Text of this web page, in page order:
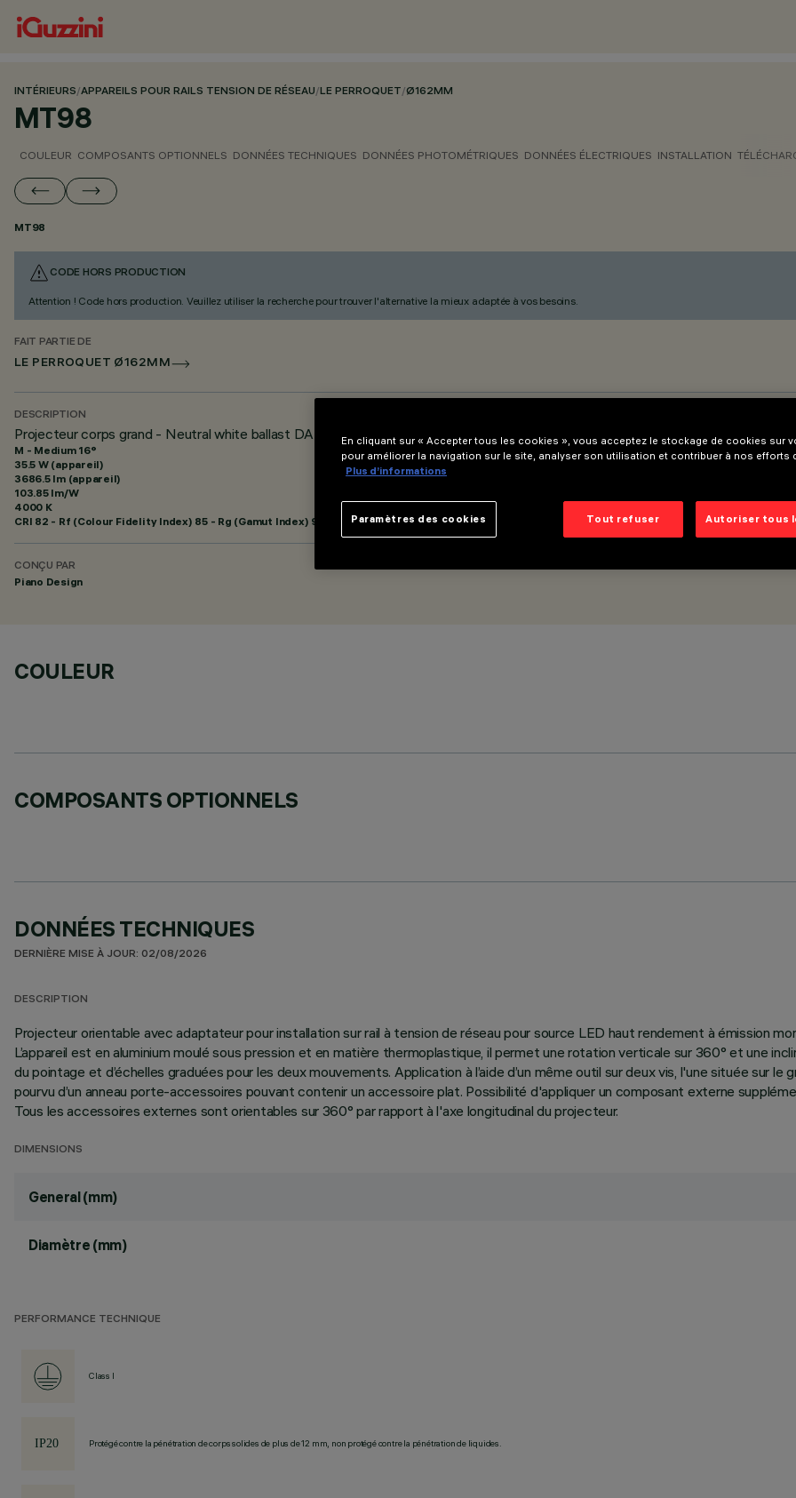
INTÉRIEURS/APPAREILS POUR RAILS TENSION DE RÉSEAU/LE PERROQUET/Ø162MM
MT98
COULEUR COMPOSANTS OPTIONNELS DONNÉES TECHNIQUES DONNÉES PHOTOMÉTRIQUES DONNÉES ÉLECTRIQUES INSTALLATION
MT98
CODE HORS PRODUCTION
Attention ! Code hors production. Veuillez utiliser la recherche pour trouver l'alternative la mieux adaptée à vos besoins.
FAIT PARTIE DE
LE PERROQUET Ø162MM
DESCRIPTION
Projecteur corps grand - Neutral white ballast DALI - optique medium
M - Medium 16°
35.5 W (appareil)
3686.5 lm (appareil)
103.85 lm/W
4000 K
CRI 82 - Rf (Colour Fidelity Index) 85 - Rg (Gamut Index) 95
CONÇU PAR
Piano Design
COULEUR
COMPOSANTS OPTIONNELS
DONNÉES TECHNIQUES
DERNIÈRE MISE À JOUR: 02/08/2026
DESCRIPTION
Projecteur orientable avec adaptateur pour installation sur rail à tension de réseau pour source LED haut rendement à émission
L’appareil est en aluminium moulé sous pression et en matière thermoplastique, il permet une rotation verticale sur 360° et une
du pointage et d’échelles graduées pour les deux mouvements. Application à l’aide d’un même outil sur deux vis, l'une située sur
pourvu d’un anneau porte-accessoires pouvant contenir un accessoire plat. Possibilité d'appliquer un composant externe
Tous les accessoires externes sont orientables sur 360° par rapport à l'axe longitudinal du projecteur.
DIMENSIONS
General (mm)
Diamètre (mm)
PERFORMANCE TECHNIQUE
Class I
Protégé contre la pénétration de corps solides de plus de 12 mm, non protégé contre la pénétration de liquides.
En cliquant sur « Accepter tous les cookies », vous acceptez le stockage de cookies sur
pour améliorer la navigation sur le site, analyser son utilisation et contribuer à nos efforts
Plus d’informations
Tout refuser Autoriser tous
Paramètres des cookies